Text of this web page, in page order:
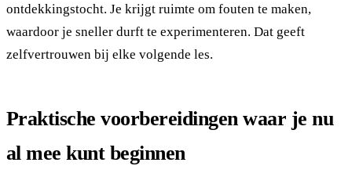
ontdekkingstocht. Je krijgt ruimte om fouten te maken,
waardoor je sneller durft te experimenteren. Dat geeft
zelfvertrouwen bij elke volgende les.
Praktische voorbereidingen waar je nu
al mee kunt beginnen